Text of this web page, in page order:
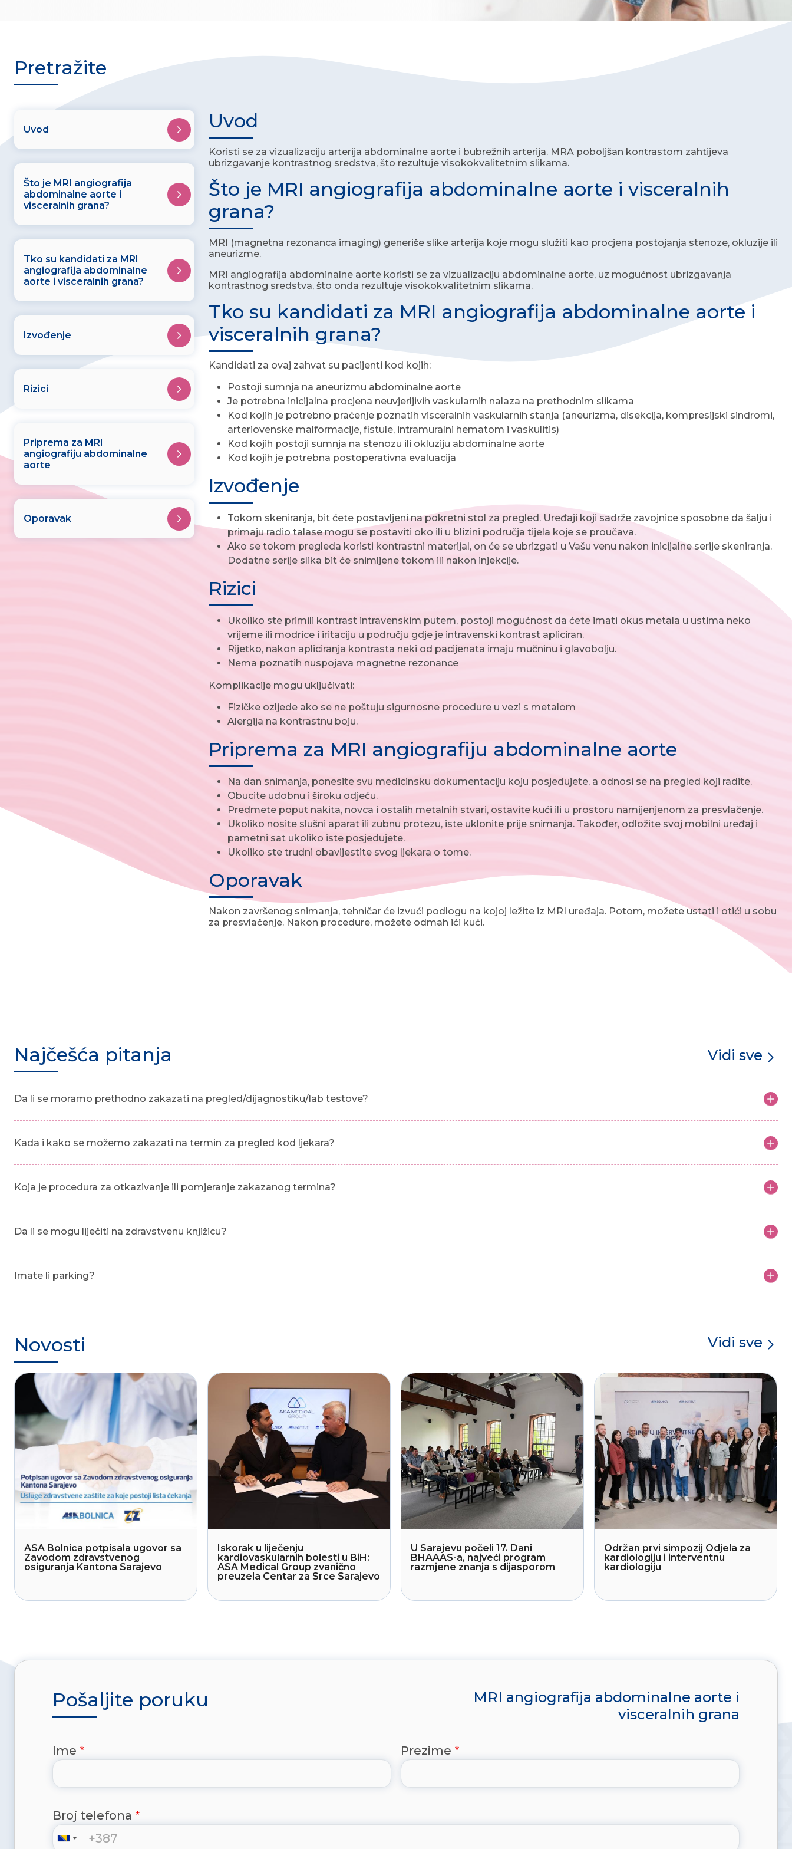
Pretražite
Uvod
Što je MRI angiografija
abdominalne aorte i
visceralnih grana?
Tko su kandidati za MRI
angiografija abdominalne
aorte i visceralnih grana?
Izvođenje
Rizici
Priprema za MRI
angiografiju abdominalne
aorte
Oporavak
Uvod
Koristi se za vizualizaciju arterija abdominalne aorte i bubrežnih arterija. MRA poboljšan kontrastom zahtijeva
ubrizgavanje kontrastnog sredstva, što rezultuje visokokvalitetnim slikama.
Što je MRI angiografija abdominalne aorte i visceralnih
grana?
MRI (magnetna rezonanca imaging) generiše slike arterija koje mogu služiti kao procjena postojanja stenoze, okluzije ili
aneurizme.
MRI angiografija abdominalne aorte koristi se za vizualizaciju abdominalne aorte, uz mogućnost ubrizgavanja
kontrastnog sredstva, što onda rezultuje visokokvalitetnim slikama.
Tko su kandidati za MRI angiografija abdominalne aorte i
visceralnih grana?
Kandidati za ovaj zahvat su pacijenti kod kojih:
Postoji sumnja na aneurizmu abdominalne aorte
Je potrebna inicijalna procjena neuvjerljivih vaskularnih nalaza na prethodnim slikama
Kod kojih je potrebno praćenje poznatih visceralnih vaskularnih stanja (aneurizma, disekcija, kompresijski sindromi,
arteriovenske malformacije, fistule, intramuralni hematom i vaskulitis)
Kod kojih postoji sumnja na stenozu ili okluziju abdominalne aorte
Kod kojih je potrebna postoperativna evaluacija
Izvođenje
Tokom skeniranja, bit ćete postavljeni na pokretni stol za pregled. Uređaji koji sadrže zavojnice sposobne da šalju i
primaju radio talase mogu se postaviti oko ili u blizini područja tijela koje se proučava.
Ako se tokom pregleda koristi kontrastni materijal, on će se ubrizgati u Vašu venu nakon inicijalne serije skeniranja.
Dodatne serije slika bit će snimljene tokom ili nakon injekcije.
Rizici
Ukoliko ste primili kontrast intravenskim putem, postoji mogućnost da ćete imati okus metala u ustima neko
vrijeme ili modrice i iritaciju u području gdje je intravenski kontrast apliciran.
Rijetko, nakon apliciranja kontrasta neki od pacijenata imaju mučninu i glavobolju.
Nema poznatih nuspojava magnetne rezonance
Komplikacije mogu uključivati:
Fizičke ozljede ako se ne poštuju sigurnosne procedure u vezi s metalom
Alergija na kontrastnu boju.
Priprema za MRI angiografiju abdominalne aorte
Na dan snimanja, ponesite svu medicinsku dokumentaciju koju posjedujete, a odnosi se na pregled koji radite.
Obucite udobnu i široku odjeću.
Predmete poput nakita, novca i ostalih metalnih stvari, ostavite kući ili u prostoru namijenjenom za presvlačenje.
Ukoliko nosite slušni aparat ili zubnu protezu, iste uklonite prije snimanja. Također, odložite svoj mobilni uređaj i
pametni sat ukoliko iste posjedujete.
Ukoliko ste trudni obavijestite svog ljekara o tome.
Oporavak
Nakon završenog snimanja, tehničar će izvući podlogu na kojoj ležite iz MRI uređaja. Potom, možete ustati i otići u sobu
za presvlačenje. Nakon procedure, možete odmah ići kući.
Najčešća pitanja Vidi sve
Da li se moramo prethodno zakazati na pregled/dijagnostiku/lab testove?
Kada i kako se možemo zakazati na termin za pregled kod ljekara?
Koja je procedura za otkazivanje ili pomjeranje zakazanog termina?
Da li se mogu liječiti na zdravstvenu knjižicu?
Imate li parking?
Novosti Vidi sve
ASA Bolnica potpisala ugovor sa
Zavodom zdravstvenog
osiguranja Kantona Sarajevo
Iskorak u liječenju
kardiovaskularnih bolesti u BiH:
ASA Medical Group zvanično
preuzela Centar za Srce Sarajevo
U Sarajevu počeli 17. Dani
BHAAAS-a, najveći program
razmjene znanja s dijasporom
Održan prvi simpozij Odjela za
kardiologiju i interventnu
kardiologiju
Pošaljite poruku
MRI angiografija abdominalne aorte i
visceralnih grana
Ime Prezime
Broj telefona